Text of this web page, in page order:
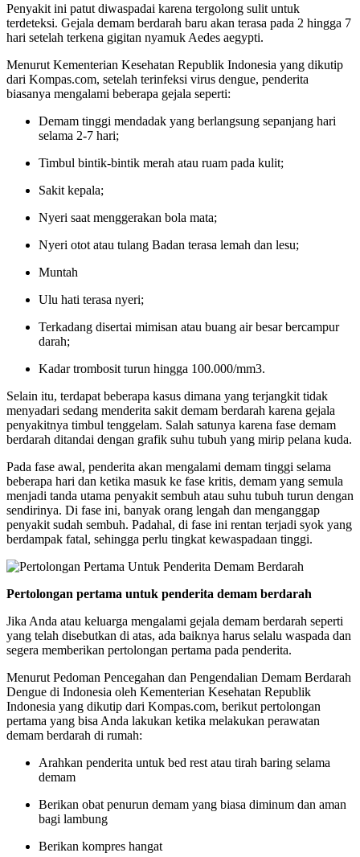
Penyakit ini patut diwaspadai karena tergolong sulit untuk
terdeteksi. Gejala demam berdarah baru akan terasa pada 2 hingga 7
hari setelah terkena gigitan nyamuk Aedes aegypti.
Menurut Kementerian Kesehatan Republik Indonesia yang dikutip
dari Kompas.com, setelah terinfeksi virus dengue, penderita
biasanya mengalami beberapa gejala seperti:
Demam tinggi mendadak yang berlangsung sepanjang hari
selama 2-7 hari;
Timbul bintik-bintik merah atau ruam pada kulit;
Sakit kepala;
Nyeri saat menggerakan bola mata;
Nyeri otot atau tulang Badan terasa lemah dan lesu;
Muntah
Ulu hati terasa nyeri;
Terkadang disertai mimisan atau buang air besar bercampur
darah;
Kadar trombosit turun hingga 100.000/mm3.
Selain itu, terdapat beberapa kasus dimana yang terjangkit tidak
menyadari sedang menderita sakit demam berdarah karena gejala
penyakitnya timbul tenggelam. Salah satunya karena fase demam
berdarah ditandai dengan grafik suhu tubuh yang mirip pelana kuda.
Pada fase awal, penderita akan mengalami demam tinggi selama
beberapa hari dan ketika masuk ke fase kritis, demam yang semula
menjadi tanda utama penyakit sembuh atau suhu tubuh turun dengan
sendirinya. Di fase ini, banyak orang lengah dan menganggap
penyakit sudah sembuh. Padahal, di fase ini rentan terjadi syok yang
berdampak fatal, sehingga perlu tingkat kewaspadaan tinggi.
Pertolongan pertama untuk penderita demam berdarah
Jika Anda atau keluarga mengalami gejala demam berdarah seperti
yang telah disebutkan di atas, ada baiknya harus selalu waspada dan
segera memberikan pertolongan pertama pada penderita.
Menurut Pedoman Pencegahan dan Pengendalian Demam Berdarah
Dengue di Indonesia oleh Kementerian Kesehatan Republik
Indonesia yang dikutip dari Kompas.com, berikut pertolongan
pertama yang bisa Anda lakukan ketika melakukan perawatan
demam berdarah di rumah:
Arahkan penderita untuk bed rest atau tirah baring selama
demam
Berikan obat penurun demam yang biasa diminum dan aman
bagi lambung
Berikan kompres hangat